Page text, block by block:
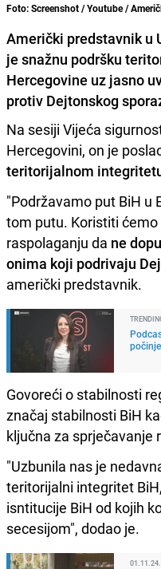
Foto: Screenshot / Youtube /
Američki predstavnik u
je snažnu podršku
Hercegovine uz jasno
protiv Dejtonskog
Na sesiji Vijeća
Hercegovini, on je
teritorijalnom
"Podržavamo put BiH u
tom putu. Koristiti
raspolaganju da ne
onima koji podrivaju
američki predstavnik.
Govoreći o stabilnosti
značaj stabilnosti BiH
ključna za sprječavanje
"Uzbunila nas je
teritorijalni integritet
isntitucije BiH od kojih
secesijom", dodao je.